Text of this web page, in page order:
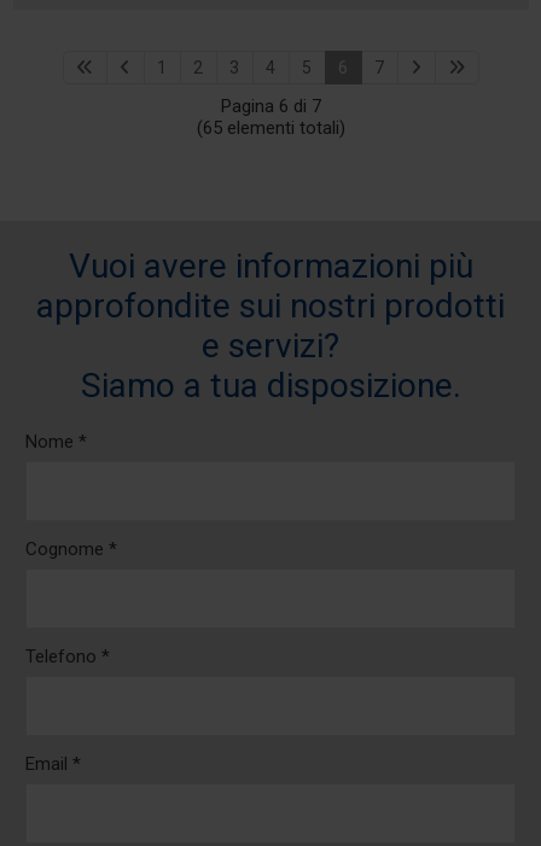
1 2 3 4 5 6 7
Pagina 6 di 7
(65 elementi totali)
Vuoi avere informazioni più
approfondite sui nostri prodotti
e servizi?
Siamo a tua disposizione.
Nome *
Cognome *
Telefono *
Email *